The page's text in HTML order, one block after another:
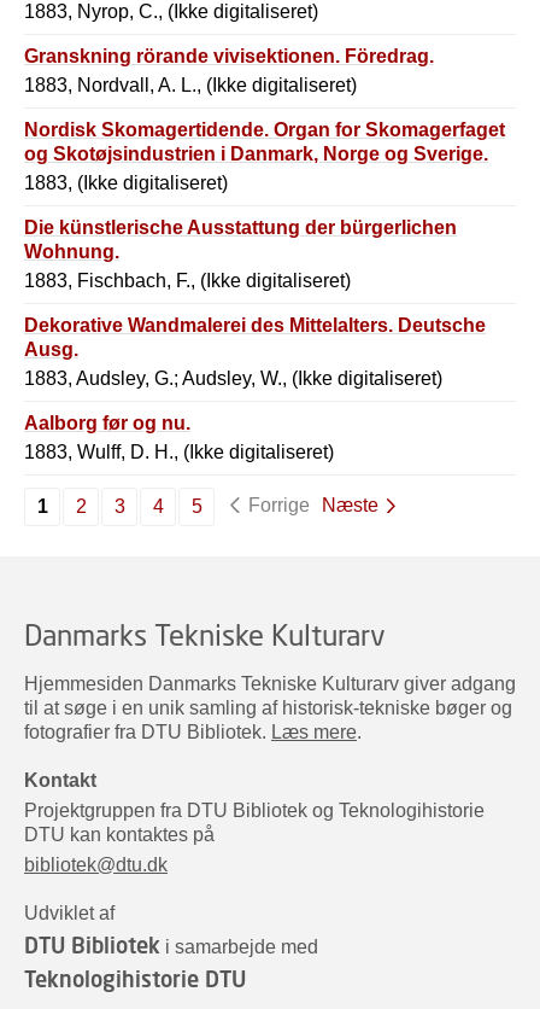
1883, Nyrop, C., (Ikke digitaliseret)
Granskning rörande vivisektionen. Föredrag.
1883, Nordvall, A. L., (Ikke digitaliseret)
Nordisk Skomagertidende. Organ for Skomagerfaget
og Skotøjsindustrien i Danmark, Norge og Sverige.
1883, (Ikke digitaliseret)
Die künstlerische Ausstattung der bürgerlichen
Wohnung.
1883, Fischbach, F., (Ikke digitaliseret)
Dekorative Wandmalerei des Mittelalters. Deutsche
Ausg.
1883, Audsley, G.; Audsley, W., (Ikke digitaliseret)
Aalborg før og nu.
1883, Wulff, D. H., (Ikke digitaliseret)
1 2 3 4 5 Forrige Næste
Danmarks Tekniske Kulturarv
Hjemmesiden Danmarks Tekniske Kulturarv giver adgang
til at søge i en unik samling af historisk-tekniske bøger og
fotografier fra DTU Bibliotek. Læs mere.
Kontakt
Projektgruppen fra DTU Bibliotek og Teknologihistorie
DTU kan kontaktes på
bibliotek@dtu.dk
Udviklet af
DTU Bibliotek i samarbejde med
Teknologihistorie DTU